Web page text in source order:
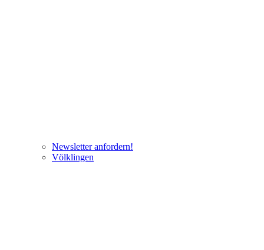
Newsletter anfordern!
Völklingen